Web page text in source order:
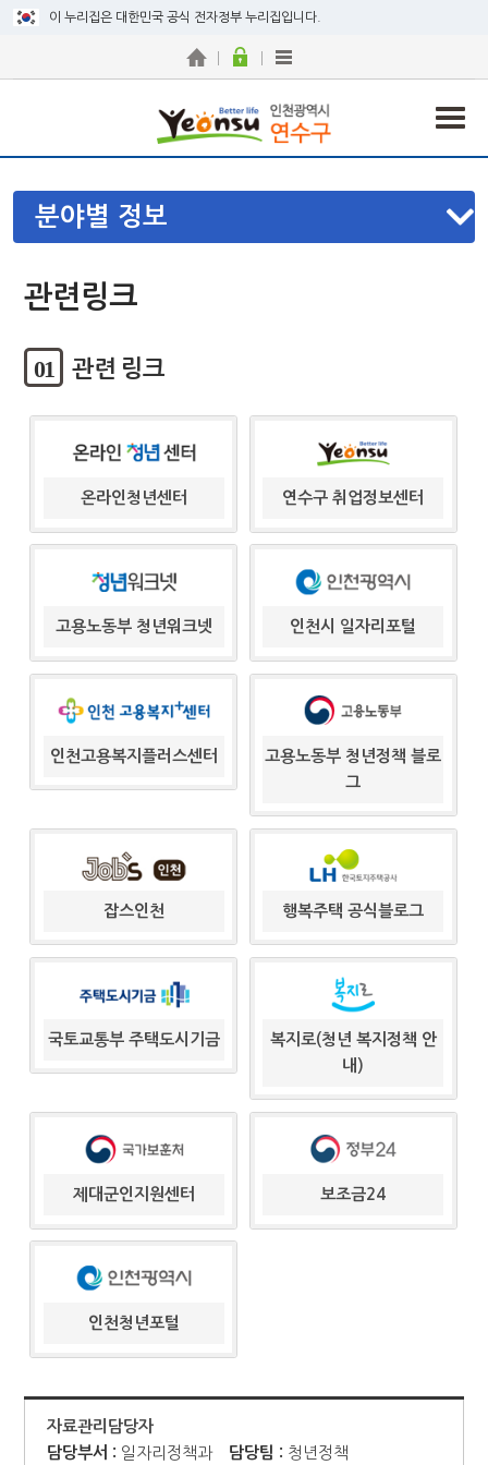
이 누리집은 대한민국 공식 전자정부 누리집입니다.
분야별 정보
관련링크
01 관련 링크
온라인청년센터 연수구 취업정보센터
고용노동부 청년워크넷 인천시 일자리포털
인천고용복지플러스센터
고용노동부 청년정책 블로
그
잡스인천 행복주택 공식블로그
국토교통부 주택도시기금
복지로(청년 복지정책 안
내)
제대군인지원센터 보조금24
인천청년포털
자료관리담당자
담당부서 : 일자리정책과 담당팀 : 청년정책